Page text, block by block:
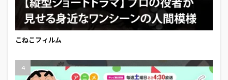
こねこフィルム